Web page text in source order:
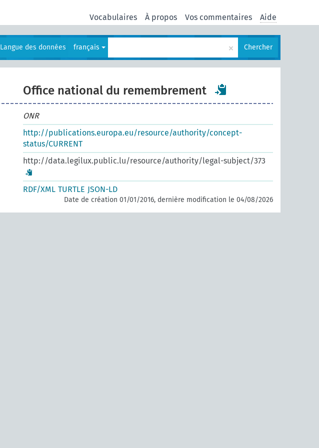
Vocabulaires À propos Vos commentaires Aide
Langue des données français × Chercher
Office national du remembrement
ONR
http://publications.europa.eu/resource/authority/concept-
status/CURRENT
http://data.legilux.public.lu/resource/authority/legal-subject/373
RDF/XML TURTLE JSON-LD
Date de création 01/01/2016, dernière modification le 04/08/2026